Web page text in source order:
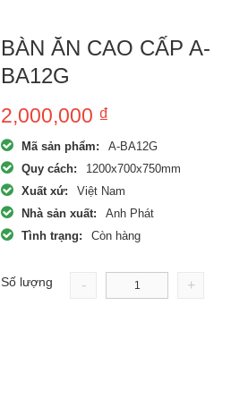
BÀN ĂN CAO CẤP A-
BA12G
2,000,000 ₫
Mã sản phẩm:
A-BA12G
Quy cách:
1200x700x750mm
Xuất xứ:
Việt Nam
Nhà sản xuất:
Anh Phát
Tình trạng:
Còn hàng
Số lượng - +